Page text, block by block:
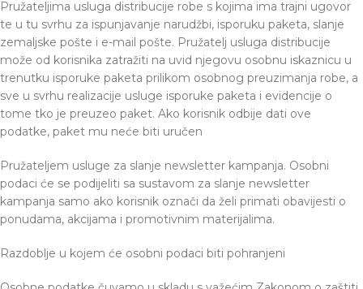
Pružateljima usluga distribucije robe s kojima ima trajni ugovor
te u tu svrhu za ispunjavanje narudžbi, isporuku paketa, slanje
zemaljske pošte i e-mail pošte. Pružatelj usluga distribucije
može od korisnika zatražiti na uvid njegovu osobnu iskaznicu u
trenutku isporuke paketa prilikom osobnog preuzimanja robe, a
sve u svrhu realizacije usluge isporuke paketa i evidencije o
tome tko je preuzeo paket. Ako korisnik odbije dati ove
podatke, paket mu neće biti uručen
Pružateljem usluge za slanje newsletter kampanja. Osobni
podaci će se podijeliti sa sustavom za slanje newsletter
kampanja samo ako korisnik označi da želi primati obavijesti o
ponudama, akcijama i promotivnim materijalima.
Razdoblje u kojem će osobni podaci biti pohranjeni